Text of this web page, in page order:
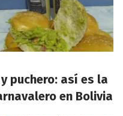
puchero: así es la
en Bolivia